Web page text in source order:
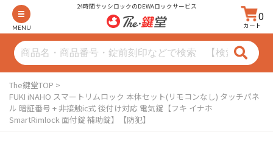
MENU
24時間サッシロックのDEWAロックサービス
0
カート
The鍵堂TOP
FUKI iNAHO スマートリムロック 本体セット(リモコンなし) タッチパネ
ル 暗証番号 + 非接触ic式 後付け対応 電気錠【フキ イナホ
SmartRimlock 面付錠 補助錠】【防犯】